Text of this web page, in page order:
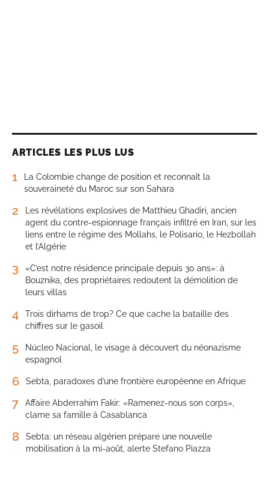
ARTICLES LES PLUS LUS
1
La Colombie change de position et reconnaît la
souveraineté du Maroc sur son Sahara
2
Les révélations explosives de Matthieu Ghadiri, ancien
agent du contre-espionnage français infiltré en Iran, sur les
liens entre le régime des Mollahs, le Polisario, le Hezbollah
et l’Algérie
3
«C’est notre résidence principale depuis 30 ans»: à
Bouznika, des propriétaires redoutent la démolition de
leurs villas
4
Trois dirhams de trop? Ce que cache la bataille des
chiffres sur le gasoil
5
Núcleo Nacional, le visage à découvert du néonazisme
espagnol
6 Sebta, paradoxes d’une frontière européenne en Afrique
7
Affaire Abderrahim Fakir: «Ramenez-nous son corps»,
clame sa famille à Casablanca
8
Sebta: un réseau algérien prépare une nouvelle
mobilisation à la mi-août, alerte Stefano Piazza